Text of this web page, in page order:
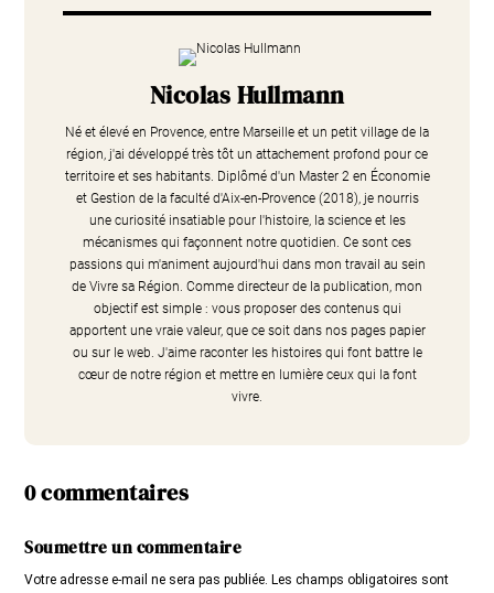
Nicolas Hullmann
Né et élevé en Provence, entre Marseille et un petit village de la
région, j'ai développé très tôt un attachement profond pour ce
territoire et ses habitants. Diplômé d'un Master 2 en Économie
et Gestion de la faculté d'Aix-en-Provence (2018), je nourris
une curiosité insatiable pour l'histoire, la science et les
mécanismes qui façonnent notre quotidien. Ce sont ces
passions qui m'animent aujourd'hui dans mon travail au sein
de Vivre sa Région. Comme directeur de la publication, mon
objectif est simple : vous proposer des contenus qui
apportent une vraie valeur, que ce soit dans nos pages papier
ou sur le web. J'aime raconter les histoires qui font battre le
cœur de notre région et mettre en lumière ceux qui la font
vivre.
0 commentaires
Soumettre un commentaire
Votre adresse e-mail ne sera pas publiée. Les champs obligatoires sont